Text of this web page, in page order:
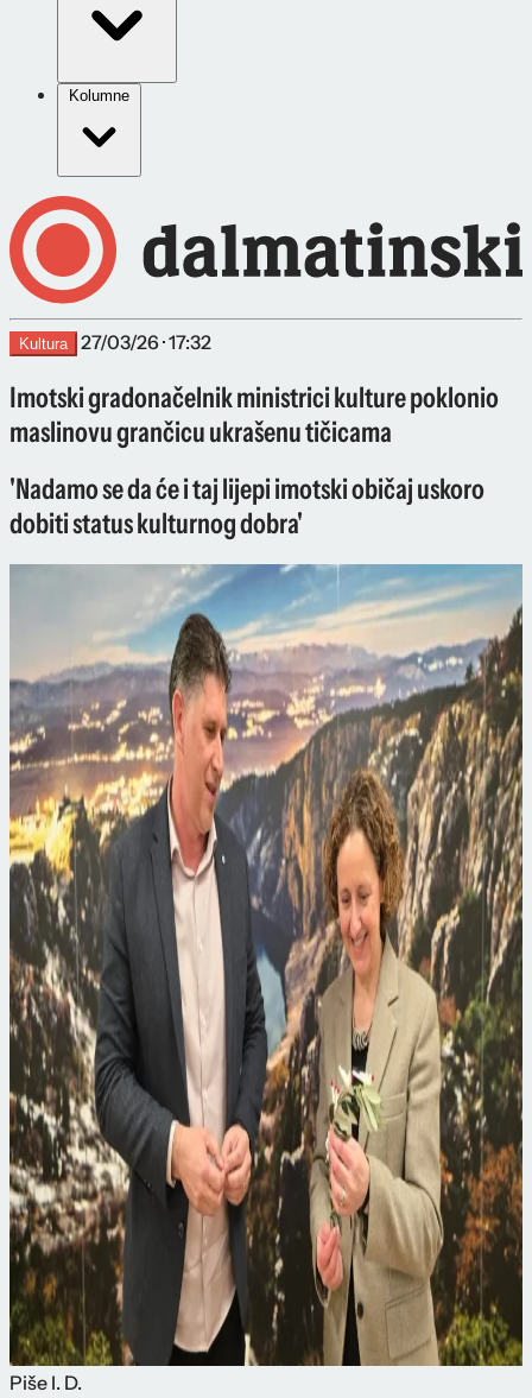
Kolumne
Kultura 27/03/26 · 17:32
Imotski gradonačelnik ministrici kulture poklonio
maslinovu grančicu ukrašenu tičicama
'Nadamo se da će i taj lijepi imotski običaj uskoro
dobiti status kulturnog dobra'
Piše I. D.